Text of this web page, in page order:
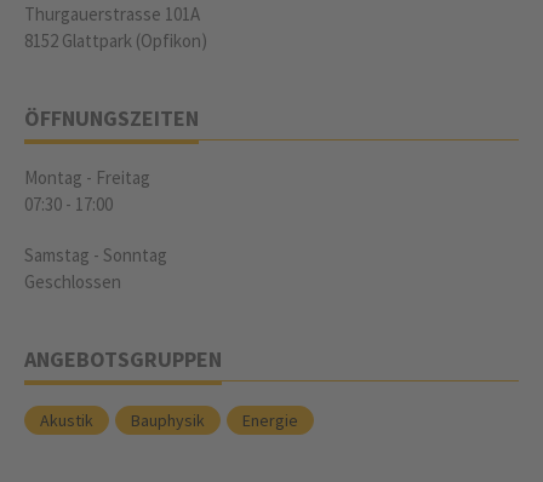
Thurgauerstrasse 101A
8152 Glattpark (Opfikon)
ÖFFNUNGSZEITEN
Montag - Freitag
07:30 - 17:00
Samstag - Sonntag
Geschlossen
ANGEBOTSGRUPPEN
Akustik Bauphysik Energie